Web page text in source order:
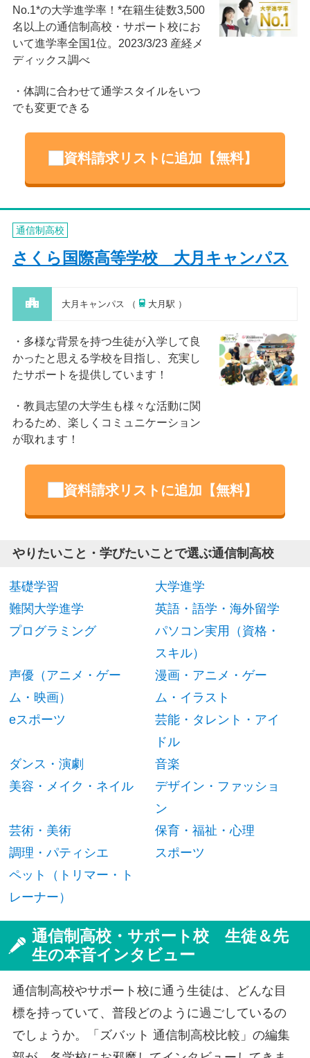
No.1*の大学進学率！*在籍⽣徒数3,500
名以上の通信制⾼校・サポート校にお
いて進学率全国1位。2023/3/23 産経メ
ディックス調べ
体調に合わせて通学スタイルをいつ
でも変更できる
資料請求リストに追加【無料】
通信制高校
さくら国際高等学校 大月キャンパス
大月キャンパス （ 大月駅 ）
多様な背景を持つ生徒が入学して良
かったと思える学校を目指し、充実し
たサポートを提供しています！
教員志望の大学生も様々な活動に関
わるため、楽しくコミュニケーション
が取れます！
資料請求リストに追加【無料】
やりたいこと・学びたいことで選ぶ通信制高校
基礎学習
大学進学
難関大学進学
英語・語学・海外留学
プログラミング
パソコン実用（資格・
スキル）
声優（アニメ・ゲー
ム・映画）
漫画・アニメ・ゲー
ム・イラスト
eスポーツ
芸能・タレント・アイ
ドル
ダンス・演劇
音楽
美容・メイク・ネイル
デザイン・ファッショ
ン
芸術・美術
保育・福祉・心理
調理・パティシエ
スポーツ
ペット（トリマー・ト
レーナー）
通信制高校・サポート校 生徒＆先
生の本音インタビュー
通信制高校やサポート校に通う生徒は、どんな目
標を持っていて、普段どのように過ごしているの
でしょうか。「ズバット 通信制高校比較」の編集